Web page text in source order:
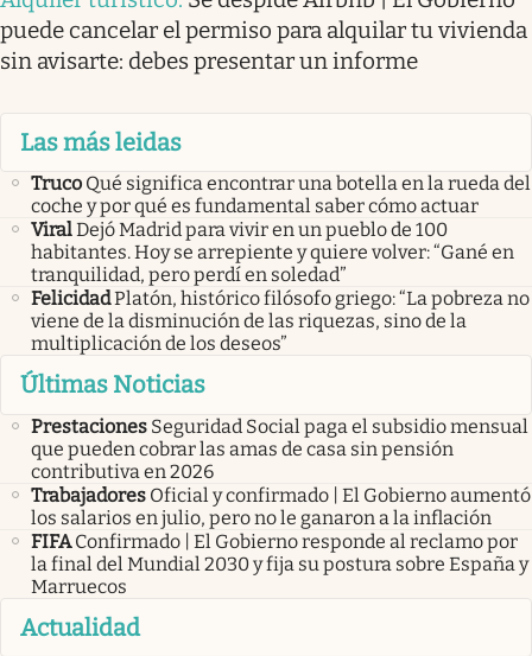
puede cancelar el permiso para alquilar tu vivienda
sin avisarte: debes presentar un informe
Las más leidas
Truco Qué significa encontrar una botella en la rueda del
coche y por qué es fundamental saber cómo actuar
ViralDejó Madrid para vivir en un pueblo de 100
habitantes. Hoy se arrepiente y quiere volver: “Gané en
tranquilidad, pero perdí en soledad”
FelicidadPlatón, histórico filósofo griego: “La pobreza no
viene de la disminución de las riquezas, sino de la
multiplicación de los deseos”
Últimas Noticias
Prestaciones Seguridad Social paga el subsidio mensual
que pueden cobrar las amas de casa sin pensión
contributiva en 2026
Trabajadores Oficial y confirmado | El Gobierno aumentó
los salarios en julio, pero no le ganaron a la inflación
FIFA Confirmado | El Gobierno responde al reclamo por
la final del Mundial 2030 y fija su postura sobre España y
Marruecos
Actualidad